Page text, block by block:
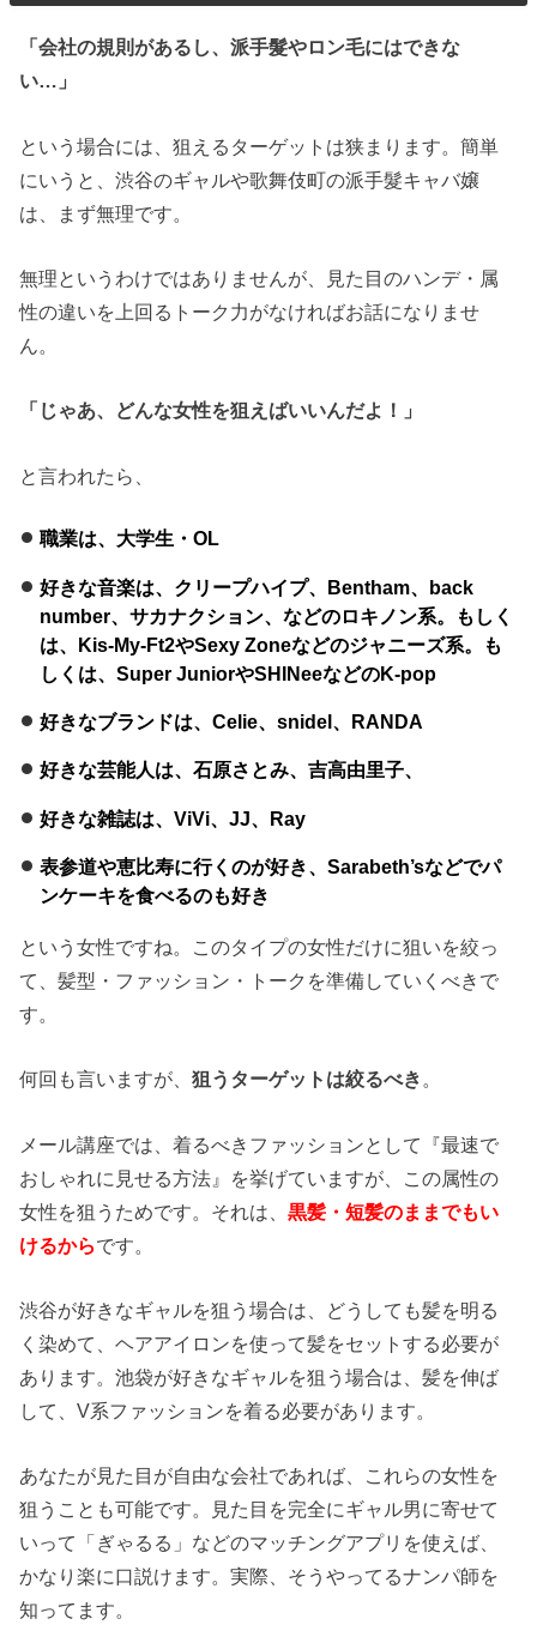
「会社の規則があるし、派手髮やロン毛にはできな
い…」
という場合には、狙えるターゲットは狭まります。簡単
にいうと、渋谷のギャルや歌舞伎町の派手髮キャバ嬢
は、まず無理です。
無理というわけではありませんが、見た目のハンデ・属
性の違いを上回るトーク力がなければお話になりませ
ん。
「じゃあ、どんな女性を狙えばいいんだよ！」
と言われたら、
職業は、大学生・OL
好きな音楽は、クリープハイプ、Bentham、back
number、サカナクション、などのロキノン系。もしく
は、Kis-My-Ft2やSexy Zoneなどのジャニーズ系。も
しくは、Super JuniorやSHINeeなどのK-pop
好きなブランドは、Celie、snidel、RANDA
好きな芸能人は、石原さとみ、吉高由里子、
好きな雑誌は、ViVi、JJ、Ray
表参道や恵比寿に行くのが好き、Sarabeth’sなどでパ
ンケーキを食べるのも好き
という女性ですね。このタイプの女性だけに狙いを絞っ
て、髪型・ファッション・トークを準備していくべきで
す。
何回も言いますが、狙うターゲットは絞るべき 。
メール講座では、着るべきファッションとして『最速で
おしゃれに見せる方法』を挙げていますが、この属性の
女性を狙うためです。それは、黒髪・短髪のままでもい
けるからです。
渋谷が好きなギャルを狙う場合は、どうしても髪を明る
く染めて、ヘアアイロンを使って髪をセットする必要が
あります。池袋が好きなギャルを狙う場合は、髪を伸ば
して、V系ファッションを着る必要があります。
あなたが見た目が自由な会社であれば、これらの女性を
狙うことも可能です。見た目を完全にギャル男に寄せて
いって「ぎゃるる」などのマッチングアプリを使えば、
かなり楽に口説けます。実際、そうやってるナンパ師を
知ってます。